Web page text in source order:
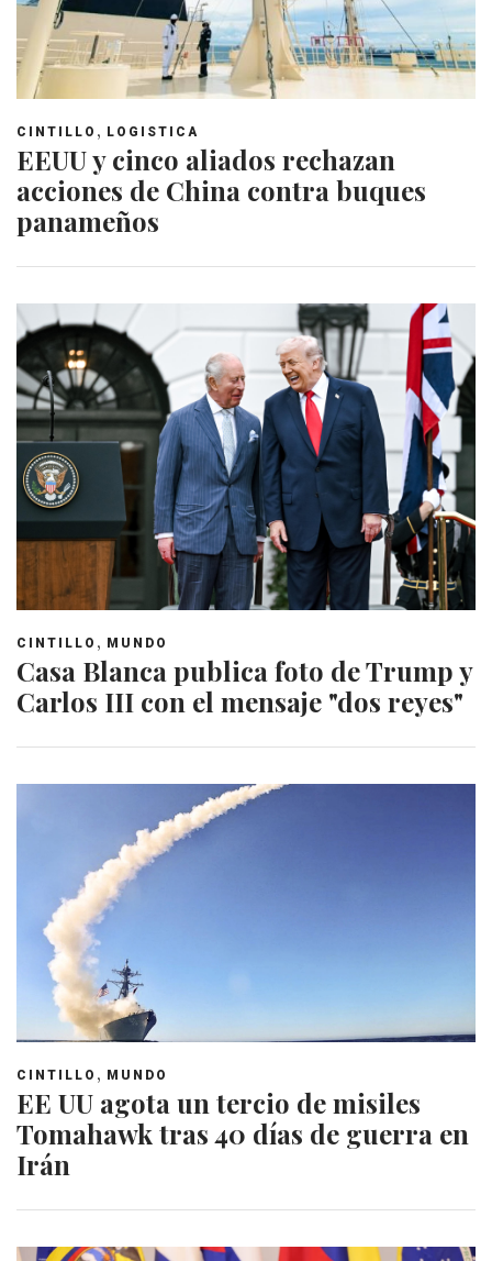
CINTILLO , LOGISTICA
EEUU y cinco aliados rechazan
acciones de China contra buques
panameños
CINTILLO , MUNDO
Casa Blanca publica foto de Trump y
Carlos III con el mensaje "dos reyes"
CINTILLO , MUNDO
EE UU agota un tercio de misiles
Tomahawk tras 40 días de guerra en
Irán